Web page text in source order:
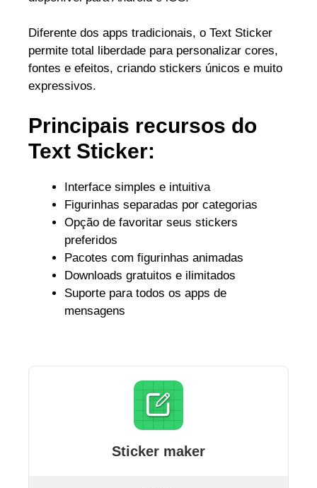
Diferente dos apps tradicionais, o Text Sticker
permite total liberdade para personalizar cores,
fontes e efeitos, criando stickers únicos e muito
expressivos.
Principais recursos do
Text Sticker:
Interface simples e intuitiva
Figurinhas separadas por categorias
Opção de favoritar seus stickers
preferidos
Pacotes com figurinhas animadas
Downloads gratuitos e ilimitados
Suporte para todos os apps de
mensagens
Sticker maker